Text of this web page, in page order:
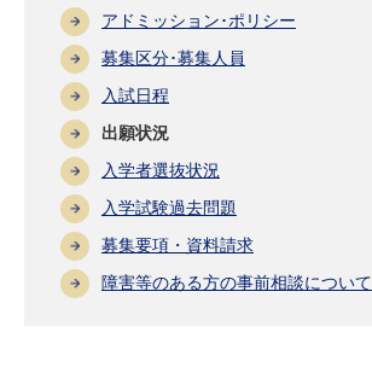
アドミッション･ポリシー
募集区分･募集人員
入試日程
出願状況
入学者選抜状況
入学試験過去問題
募集要項・資料請求
障害等のある方の事前相談について